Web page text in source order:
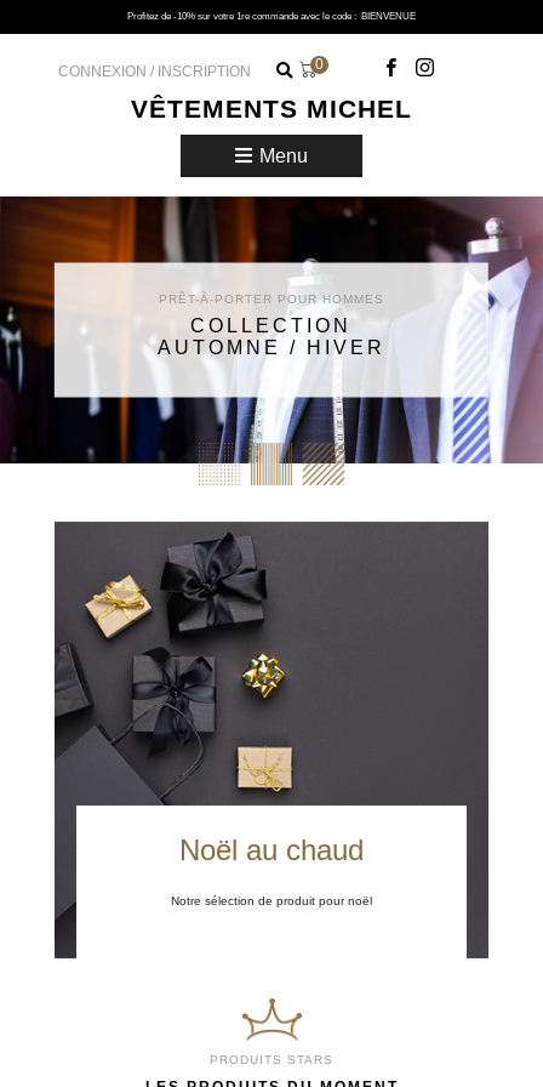
Profitez de -10% sur votre 1re commande avec le code : BIENVENUE
VÊTEMENTS MICHEL
CONNEXION / INSCRIPTION 0
Menu
PRÊT-À-PORTER POUR HOMMES
COLLECTION
AUTOMNE / HIVER
Noël au chaud
Notre sélection de produit pour noël
PRODUITS STARS